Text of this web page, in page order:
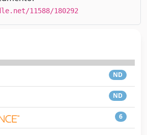
11588/180292
ND
ND
6